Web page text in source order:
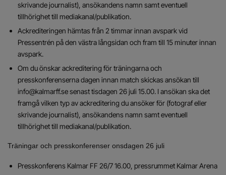
skrivande journalist), ansökandens namn samt eventuell
tillhörighet till mediakanal/publikation.
Ackrediteringen hämtas från 2 timmar innan avspark vid
Pressentrén på den västra långsidan och fram till 15 minuter innan
avspark.
Om du önskar ackreditering för träningarna och
presskonferenserna dagen innan match skickas ansökan till
info@kalmarff.se senast tisdagen 26 juli 15.00. I ansökan ska det
framgå vilken typ av ackreditering du ansöker för (fotograf eller
skrivande journalist), ansökandens namn samt eventuell
tillhörighet till mediakanal/publikation.
Träningar och presskonferenser onsdagen 26 juli
Presskonferens Kalmar FF 26/7 16.00, pressrummet Kalmar Arena